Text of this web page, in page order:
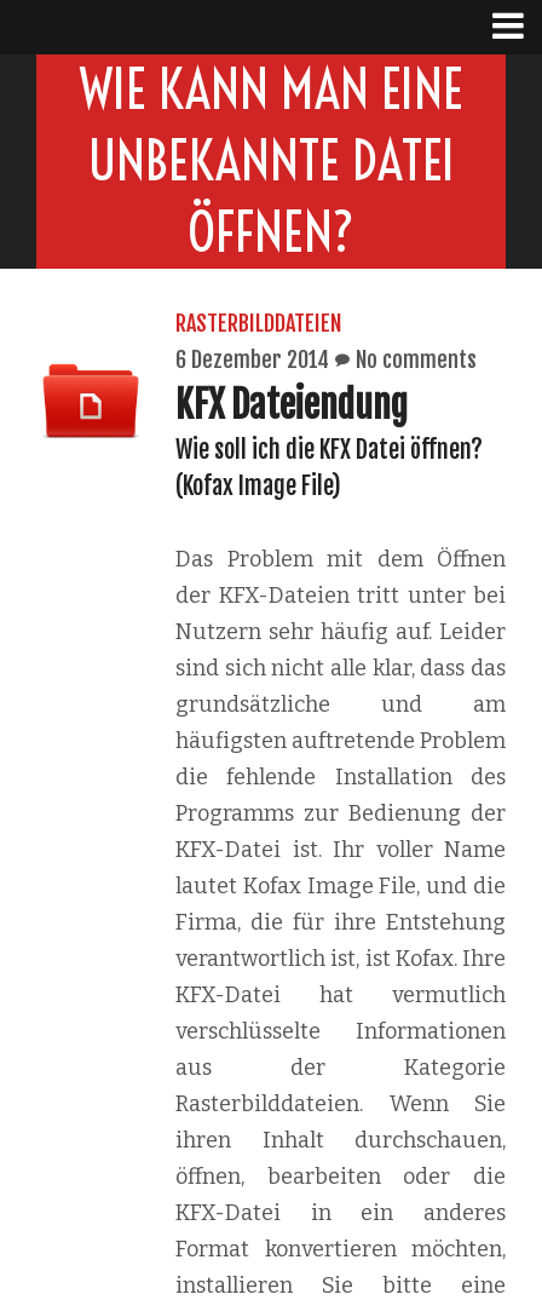
WIE KANN MAN EINE
UNBEKANNTE DATEI
ÖFFNEN?
RASTERBILDDATEIEN
6 Dezember 2014
No comments
KFX Dateiendung
Wie soll ich die KFX Datei öffnen?
(Kofax Image File)
Das Problem mit dem Öffnen
der KFX-Dateien tritt unter bei
Nutzern sehr häufig auf. Leider
sind sich nicht alle klar, dass das
grundsätzliche und am
häufigsten auftretende Problem
die fehlende Installation des
Programms zur Bedienung der
KFX-Datei ist. Ihr voller Name
lautet Kofax Image File, und die
Firma, die für ihre Entstehung
verantwortlich ist, ist Kofax. Ihre
KFX-Datei hat vermutlich
verschlüsselte Informationen
aus der Kategorie
Rasterbilddateien. Wenn Sie
ihren Inhalt durchschauen,
öffnen, bearbeiten oder die
KFX-Datei in ein anderes
Format konvertieren möchten,
installieren Sie bitte eine